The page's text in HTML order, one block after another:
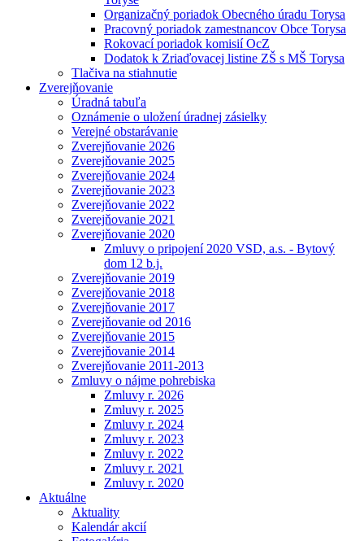
Organizačný poriadok Obecného úradu Torysa
Pracovný poriadok zamestnancov Obce Torysa
Rokovací poriadok komisií OcZ
Dodatok k Zriaďovacej listine ZŠ s MŠ Torysa
Tlačiva na stiahnutie
Zverejňovanie
Úradná tabuľa
Oznámenie o uložení úradnej zásielky
Verejné obstarávanie
Zverejňovanie 2026
Zverejňovanie 2025
Zverejňovanie 2024
Zverejňovanie 2023
Zverejňovanie 2022
Zverejňovanie 2021
Zverejňovanie 2020
Zmluvy o pripojení 2020 VSD, a.s. - Bytový
dom 12 b.j.
Zverejňovanie 2019
Zverejňovanie 2018
Zverejňovanie 2017
Zverejňovanie od 2016
Zverejňovanie 2015
Zverejňovanie 2014
Zverejňovanie 2011-2013
Zmluvy o nájme pohrebiska
Zmluvy r. 2026
Zmluvy r. 2025
Zmluvy r. 2024
Zmluvy r. 2023
Zmluvy r. 2022
Zmluvy r. 2021
Zmluvy r. 2020
Aktuálne
Aktuality
Kalendár akcií